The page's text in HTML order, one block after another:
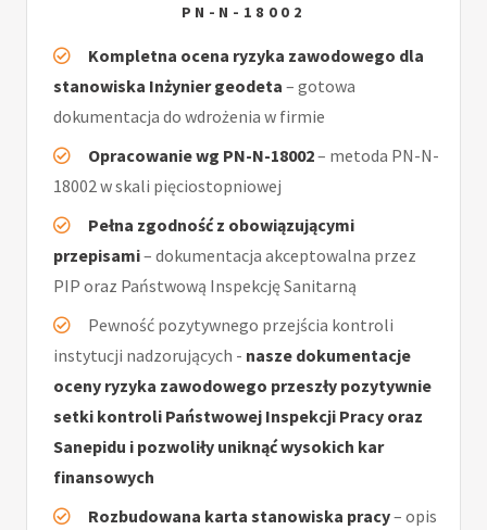
PN-N-18002
Kompletna ocena ryzyka zawodowego dla
stanowiska Inżynier geodeta – gotowa
dokumentacja do wdrożenia w firmie
Opracowanie wg PN-N-18002– metoda PN-N-
18002 w skali pięciostopniowej
Pełna zgodność z obowiązującymi
przepisami– dokumentacja akceptowalna przez
PIP oraz Państwową Inspekcję Sanitarną
Pewność pozytywnego przejścia kontroli
instytucji nadzorujących - nasze dokumentacje
oceny ryzyka zawodowego przeszły pozytywnie
setki kontroli Państwowej Inspekcji Pracy oraz
Sanepidu i pozwoliły uniknąć wysokich kar
finansowych
Rozbudowana karta stanowiska pracy– opis